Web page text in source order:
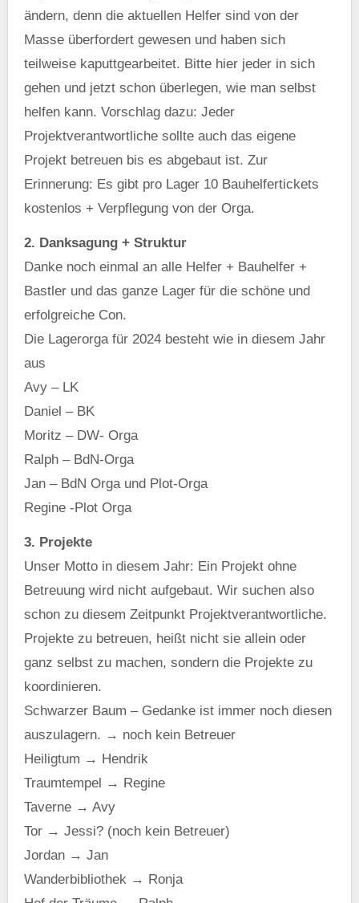
ändern, denn die aktuellen Helfer sind von der
Masse überfordert gewesen und haben sich
teilweise kaputtgearbeitet. Bitte hier jeder in sich
gehen und jetzt schon überlegen, wie man selbst
helfen kann. Vorschlag dazu: Jeder
Projektverantwortliche sollte auch das eigene
Projekt betreuen bis es abgebaut ist. Zur
Erinnerung: Es gibt pro Lager 10 Bauhelfertickets
kostenlos + Verpflegung von der Orga.
2. Danksagung + Struktur
Danke noch einmal an alle Helfer + Bauhelfer +
Bastler und das ganze Lager für die schöne und
erfolgreiche Con.
Die Lagerorga für 2024 besteht wie in diesem Jahr
aus
Avy – LK
Daniel – BK
Moritz – DW- Orga
Ralph – BdN-Orga
Jan – BdN Orga und Plot-Orga
Regine -Plot Orga
3. Projekte
Unser Motto in diesem Jahr: Ein Projekt ohne
Betreuung wird nicht aufgebaut. Wir suchen also
schon zu diesem Zeitpunkt Projektverantwortliche.
Projekte zu betreuen, heißt nicht sie allein oder
ganz selbst zu machen, sondern die Projekte zu
koordinieren.
Schwarzer Baum – Gedanke ist immer noch diesen
auszulagern. → noch kein Betreuer
Heiligtum → Hendrik
Traumtempel → Regine
Taverne → Avy
Tor → Jessi? (noch kein Betreuer)
Jordan → Jan
Wanderbibliothek → Ronja